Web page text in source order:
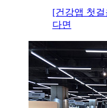
[건강앱 첫
다면